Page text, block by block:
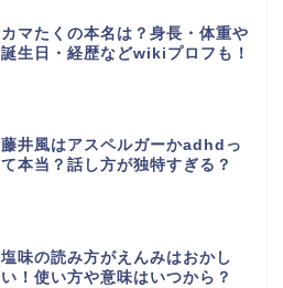
カマたくの本名は？身長・体重や
誕生日・経歴などwikiプロフも！
藤井風はアスペルガーかadhdっ
て本当？話し方が独特すぎる？
塩味の読み方がえんみはおかし
い！使い方や意味はいつから？